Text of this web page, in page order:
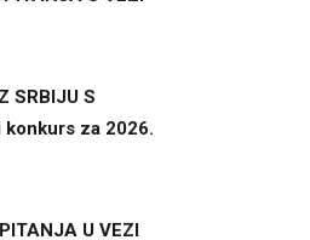
SRBIJU S
konkurs za 2026.
U VEZI